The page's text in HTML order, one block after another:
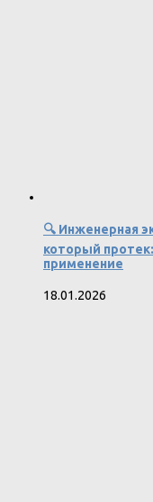
🔍 Инженерная
который
применение
18.01.2026